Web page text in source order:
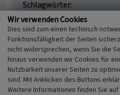
Schlagwörter
Weiler
Ort
56767 Kaperich - Kölnische
Fachsicht(en)
Kulturlandschaftspflege,
Erfassungsmaßstab
i.d.R. 1:5.000 (größer als
Wir verwenden Cookies
Dies sind zum einen technisch
Funktionsfähigkeit der Seiten
nicht widersprechen, wenn Sie die
hinaus verwenden wir Cookies für
Nutzbarkeit unserer Seiten zu
sind. Mit Anklicken des Buttons
Weitere Informationen finden Sie